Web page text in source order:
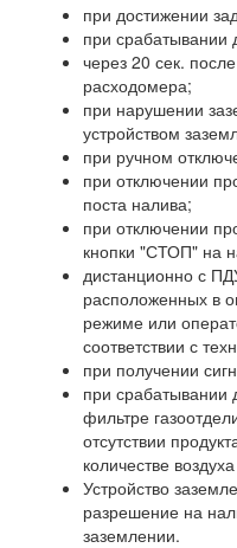
при достижении
при срабатывании
через 20 сек.
расходомера;
при нарушении
устройством
при ручном
при отключении
поста налива;
при отключении
кнопки "СТОП" на
дистанционно с
расположенных в
режиме или
соответствии с
при получении
при срабатывании
фильтре
отсутствии
количестве
Устройство
разрешение на
заземлении.